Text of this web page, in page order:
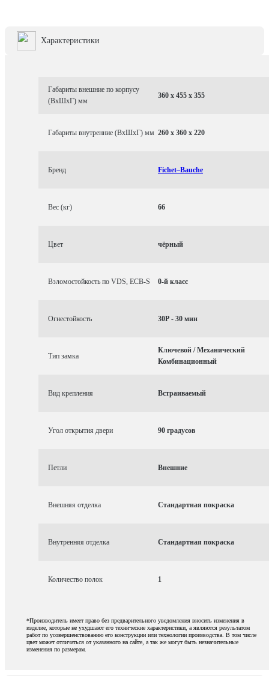
Характеристики
Габариты внешние по корпусу
(ВхШхГ) мм
360 x 455 x 355
Габариты внутренние (ВхШхГ) мм 260 x 360 x 220
Бренд Fichet–Bauche
Вес (кг) 66
Цвет чёрный
Взломостойкость по VDS, ECB-S 0-й класс
Огнестойкость 30P - 30 мин
Тип замка
Ключевой / Механический
Комбинационный
Вид крепления Встраиваемый
Угол открытия двери 90 градусов
Петли Внешние
Внешняя отделка Стандартная покраска
Внутренняя отделка Стандартная покраска
Количество полок 1
*Производитель имеет право без предварительного уведомления вносить изменения в
изделие, которые не ухудшают его технические характеристики, а являются результатом
работ по усовершенствованию его конструкции или технологии производства. В том числе
цвет может отличаться от указанного на сайте, а так же могут быть незначительные
изменения по размерам.